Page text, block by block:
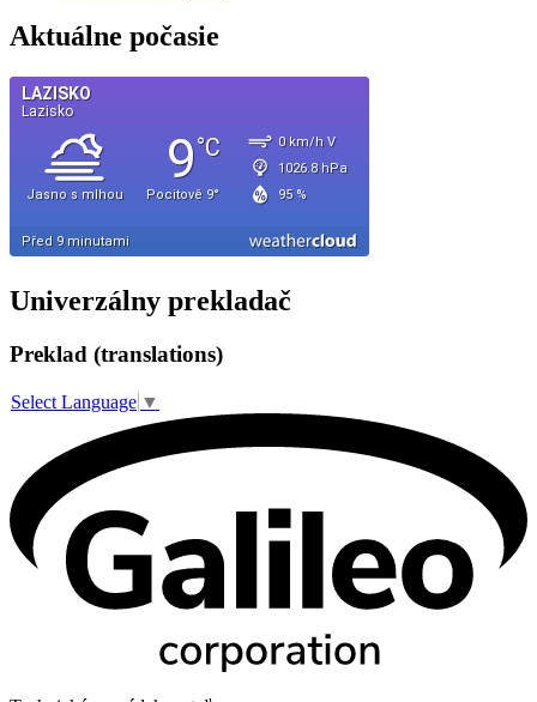
Aktuálne počasie
Univerzálny prekladač
Preklad (translations)
Select Language ▼